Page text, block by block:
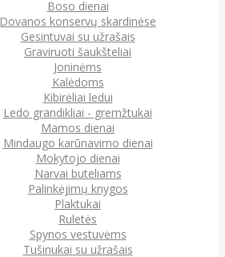
Boso dienai
Dovanos konservų skardinėse
Gesintuvai su užrašais
Graviruoti šaukšteliai
Joninėms
Kalėdoms
Kibirėliai ledui
Ledo grandikliai - gremžtukai
Mamos dienai
Mindaugo karūnavimo dienai
Mokytojo dienai
Narvai buteliams
Palinkėjimų knygos
Plaktukai
Ruletės
Spynos vestuvėms
Tušinukai su užrašais